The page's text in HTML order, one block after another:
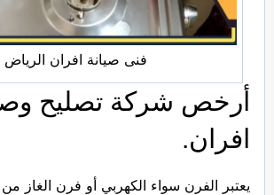
فنى صيانة افران الرياض
أرخص شركة تصليح
افران.
يعتبر الفرن سواء الكهربي أو فرن الغاز من